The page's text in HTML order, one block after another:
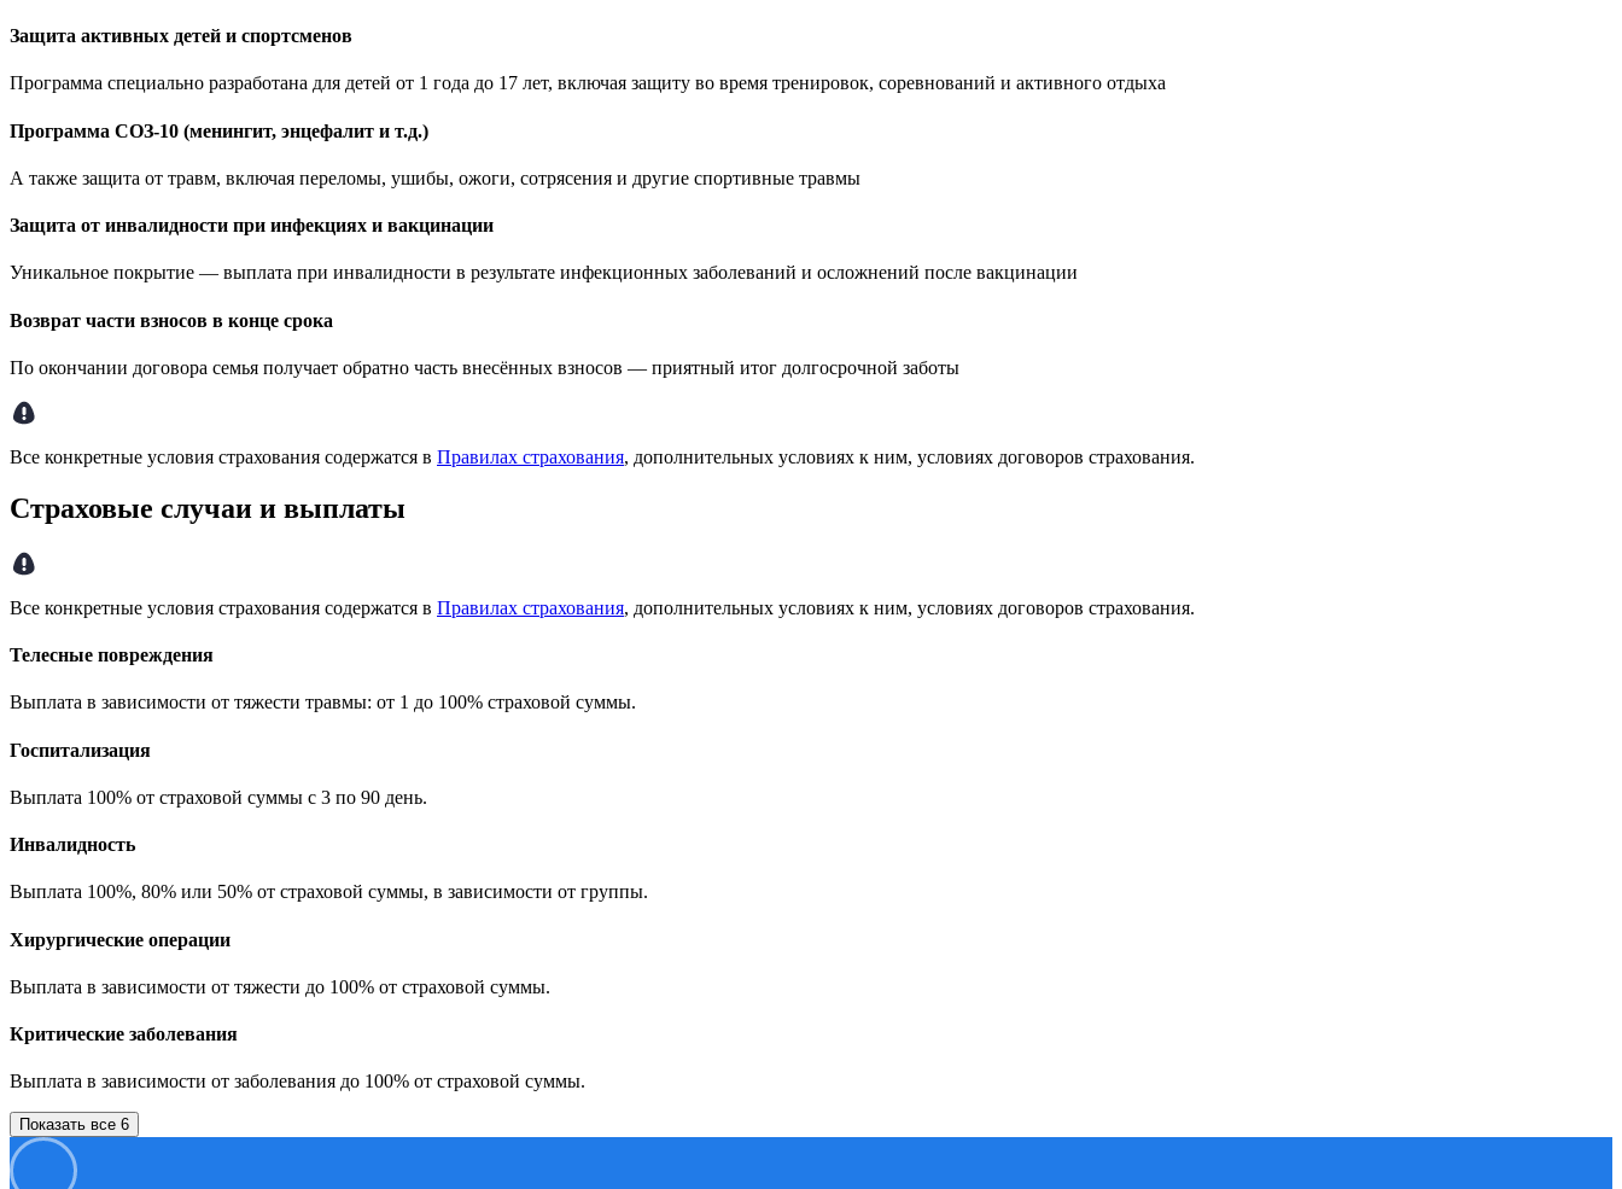
Защита активных детей и спортсменов
Программа специально разработана для детей от 1 года до 17 лет, включая защиту во время тренировок, соревнований и активного отдыха
Программа СОЗ-10 (менингит, энцефалит и т.д.)
А также защита от травм, включая переломы, ушибы, ожоги, сотрясения и другие спортивные травмы
Защита от инвалидности при инфекциях и вакцинации
Уникальное покрытие — выплата при инвалидности в результате инфекционных заболеваний и осложнений после вакцинации
Возврат части взносов в конце срока
По окончании договора семья получает обратно часть внесённых взносов — приятный итог долгосрочной заботы
Все конкретные условия страхования содержатся в Правилах страхования, дополнительных условиях к ним, условиях договоров страхования.
Страховые случаи и выплаты
Все конкретные условия страхования содержатся в Правилах страхования, дополнительных условиях к ним, условиях договоров страхования.
Телесные повреждения
Выплата в зависимости от тяжести травмы: от 1 до 100% страховой суммы.
Госпитализация
Выплата 100% от страховой суммы с 3 по 90 день.
Инвалидность
Выплата 100%, 80% или 50% от страховой суммы, в зависимости от группы.
Хирургические операции
Выплата в зависимости от тяжести до 100% от страховой суммы.
Критические заболевания
Выплата в зависимости от заболевания до 100% от страховой суммы.
Показать все 6